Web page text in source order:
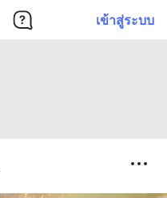
เข้าสู่ระบบ